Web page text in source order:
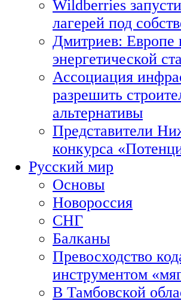
Wildberries
лагерей под
Дмитриев: Европе
энергетической
Ассоциация
разрешить
альтернативы
Представители
конкурса
Русский мир
Основы
Новороссия
СНГ
Балканы
Превосходство
инструментом
В Тамбовской